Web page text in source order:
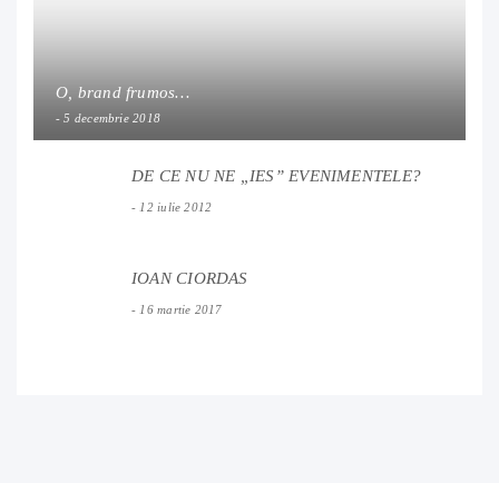
O, brand frumos…
5 decembrie 2018
DE CE NU NE „IES” EVENIMENTELE?
12 iulie 2012
IOAN CIORDAS
16 martie 2017